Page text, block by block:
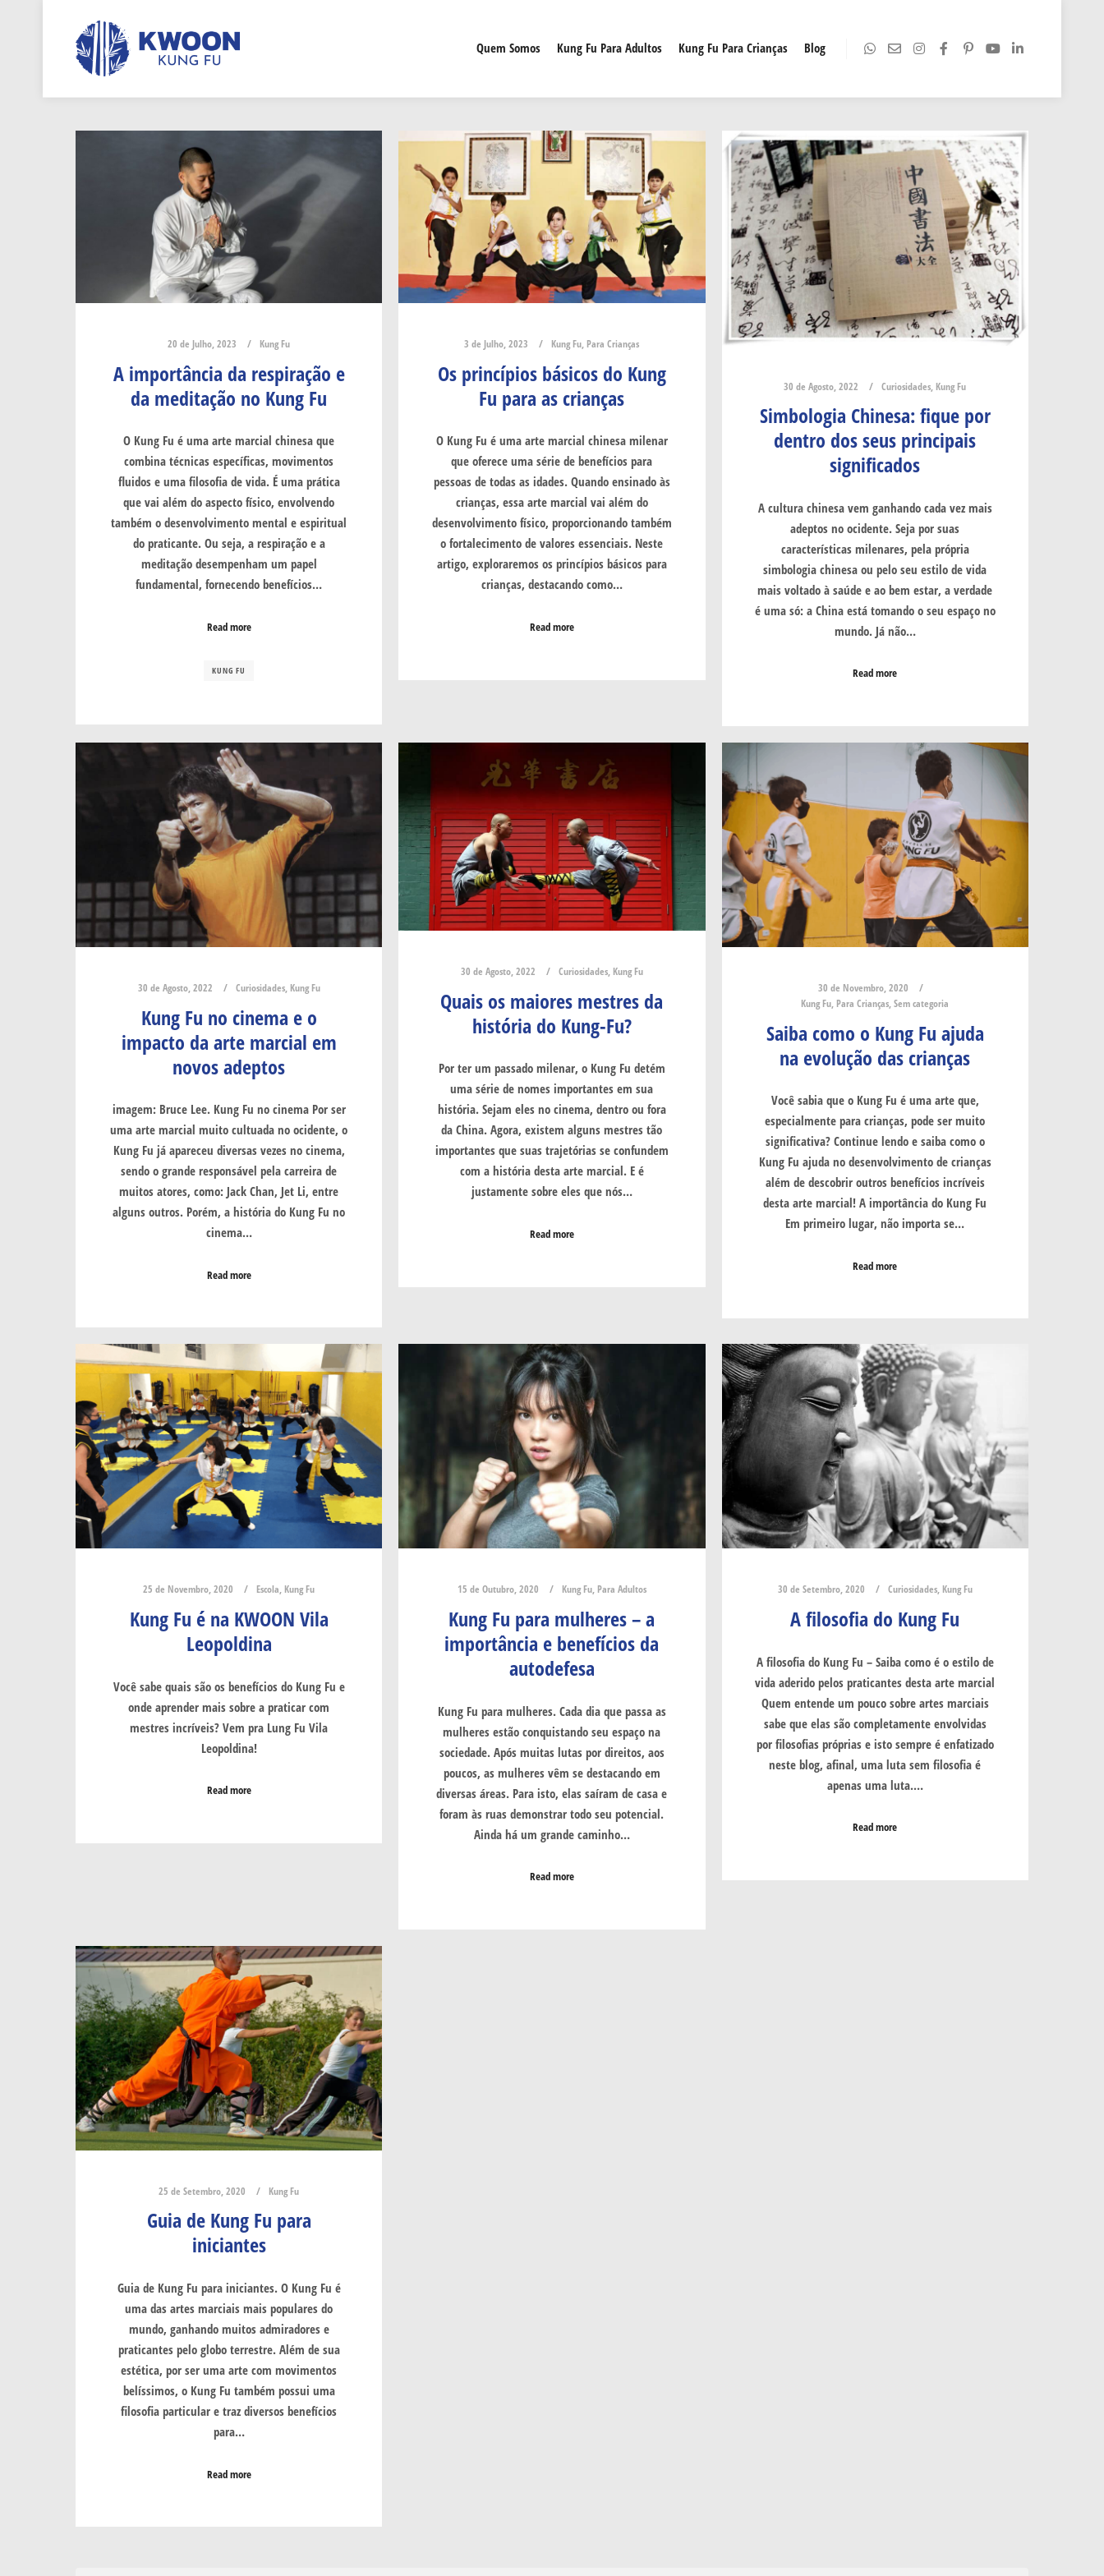
Quem Somos Kung Fu Para Adultos Kung Fu Para Crianças Blog
20 de Julho, 2023 Kung Fu
A importância da respiração e
da meditação no Kung Fu
O Kung Fu é uma arte marcial chinesa que
combina técnicas específicas, movimentos
fluidos e uma filosofia de vida. É uma prática
que vai além do aspecto físico, envolvendo
também o desenvolvimento mental e espiritual
do praticante. Ou seja, a respiração e a
meditação desempenham um papel
fundamental, fornecendo benefícios…
Read more
KUNG FU
3 de Julho, 2023 Kung Fu Para Crianças
Os princípios básicos do Kung
Fu para as crianças
O Kung Fu é uma arte marcial chinesa milenar
que oferece uma série de benefícios para
pessoas de todas as idades. Quando ensinado às
crianças, essa arte marcial vai além do
desenvolvimento físico, proporcionando também
o fortalecimento de valores essenciais. Neste
artigo, exploraremos os princípios básicos para
crianças, destacando como…
Read more
30 de Agosto, 2022 Curiosidades Kung Fu
Simbologia Chinesa: fique por
dentro dos seus principais
significados
A cultura chinesa vem ganhando cada vez mais
adeptos no ocidente. Seja por suas
características milenares, pela própria
simbologia chinesa ou pelo seu estilo de vida
mais voltado à saúde e ao bem estar, a verdade
é uma só: a China está tomando o seu espaço no
mundo. Já não…
Read more
30 de Agosto, 2022 Curiosidades, Kung Fu
Kung Fu no cinema e o
impacto da arte marcial em
novos adeptos
imagem: Bruce Lee. Kung Fu no cinema Por ser
uma arte marcial muito cultuada no ocidente, o
Kung Fu já apareceu diversas vezes no cinema,
sendo o grande responsável pela carreira de
muitos atores, como: Jack Chan, Jet Li, entre
alguns outros. Porém, a história do Kung Fu no
cinema…
Read more
30 de Agosto, 2022 Curiosidades, Kung Fu
Quais os maiores mestres da
história do Kung-Fu?
Por ter um passado milenar, o Kung Fu detém
uma série de nomes importantes em sua
história. Sejam eles no cinema, dentro ou fora
da China. Agora, existem alguns mestres tão
importantes que suas trajetórias se confundem
com a história desta arte marcial. E é
justamente sobre eles que nós…
Read more
30 de Novembro, 2020
Kung Fu Para Crianças ,Sem categoria
Saiba como o Kung Fu ajuda
na evolução das crianças
Você sabia que o Kung Fu é uma arte que,
especialmente para crianças, pode ser muito
significativa? Continue lendo e saiba como o
Kung Fu ajuda no desenvolvimento de crianças
além de descobrir outros benefícios incríveis
desta arte marcial! A importância do Kung Fu
Em primeiro lugar, não importa se…
Read more
25 de Novembro, 2020 Escola, Kung Fu
Kung Fu é na KWOON Vila
Leopoldina
Você sabe quais são os benefícios do Kung Fu e
onde aprender mais sobre a praticar com
mestres incríveis? Vem pra Lung Fu Vila
Leopoldina!
Read more
15 de Outubro, 2020 Kung Fu, Para Adultos
Kung Fu para mulheres – a
importância e benefícios da
autodefesa
Kung Fu para mulheres. Cada dia que passa as
mulheres estão conquistando seu espaço na
sociedade. Após muitas lutas por direitos, aos
poucos, as mulheres vêm se destacando em
diversas áreas. Para isto, elas saíram de casa e
foram às ruas demonstrar todo seu potencial.
Ainda há um grande caminho…
Read more
30 de Setembro, 2020 Curiosidades, Kung Fu
A filosofia do Kung Fu
A filosofia do Kung Fu – Saiba como é o estilo de
vida aderido pelos praticantes desta arte marcial
Quem entende um pouco sobre artes marciais
sabe que elas são completamente envolvidas
por filosofias próprias e isto sempre é enfatizado
neste blog, afinal, uma luta sem filosofia é
apenas uma luta.…
Read more
25 de Setembro, 2020 Kung Fu
Guia de Kung Fu para
iniciantes
Guia de Kung Fu para iniciantes. O Kung Fu é
uma das artes marciais mais populares do
mundo, ganhando muitos admiradores e
praticantes pelo globo terrestre. Além de sua
estética, por ser uma arte com movimentos
belíssimos, o Kung Fu também possui uma
filosofia particular e traz diversos benefícios
para…
Read more